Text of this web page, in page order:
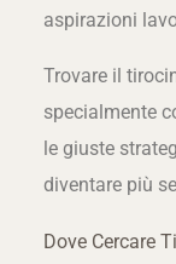
aspirazioni
Trovare il
specialmente
le giuste
diventare più
Dove Cercare